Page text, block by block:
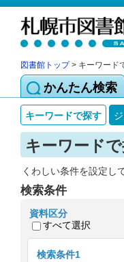
図書館トップ> キーワード
かんたん検索
キーワードで探す
キーワード
くわしい条件を設定し
検索条件
資料区分
すべて選択
検索条件1